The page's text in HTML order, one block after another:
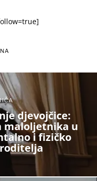
djevojčice:
maloljetnika u
i fizičko